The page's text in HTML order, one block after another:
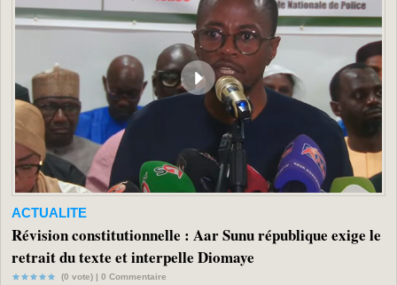
ACTUALITE
Révision constitutionnelle : Aar Sunu république exige le
retrait du texte et interpelle Diomaye
(0 vote) | 0 Commentaire